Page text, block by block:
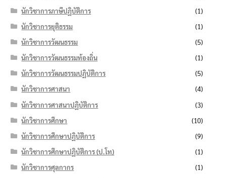
นักวิชาการภาษีปฏิบัติการ
(1)
นักวิชาการยุติธรรม
(1)
นักวิชาการวัฒนธรรม
(5)
นักวิชาการวัฒนธรรมท้องถิ่น
(1)
นักวิชาการวัฒนธรรมปฏิบัติการ
(5)
นักวิชาการศาสนา
(4)
นักวิชาการศาสนาปฏิบัติการ
(3)
นักวิชาการศึกษา
(10)
นักวิชาการศึกษาปฏิบัติการ
(9)
นักวิชาการศึกษาปฏิบัติการ (ป.โท)
(1)
นักวิชาการศุลกากร
(1)